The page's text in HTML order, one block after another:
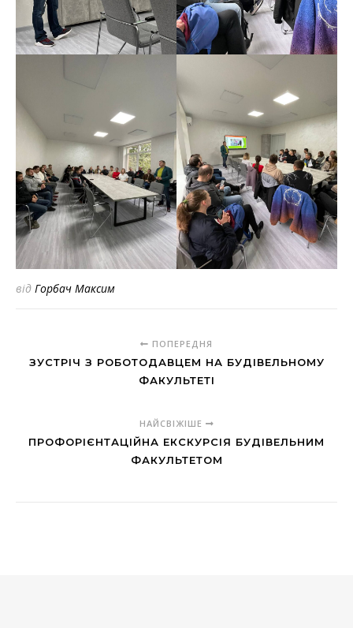
від Горбач Максим
ПОПЕРЕДНЯ
ЗУСТРІЧ З РОБОТОДАВЦЕМ НА БУДІВЕЛЬНОМУ
ФАКУЛЬТЕТІ
НАЙСВІЖІШЕ
ПРОФОРІЄНТАЦІЙНА ЕКСКУРСІЯ БУДІВЕЛЬНИМ
ФАКУЛЬТЕТОМ